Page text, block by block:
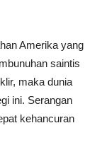
Amerika yang
saintis
maka dunia
ini. Serangan
kehancuran